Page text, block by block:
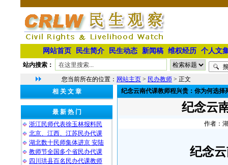
网站首页 民生简介 民生动态 新闻稿 维权经历 个人文
站内搜索：
您当前所在的位置： 网站主页 > 民办教师 > 正文
相 关 文 章
最 新 热 门
浙江民师代表徐玉林报料民
北京、江西、江苏民办代课
湖北数十民师集体进京 安陆
教师节全国多个省民办代课
四川珙县百名民办代课教师
纪念云南代课教师程兴贵：你为何选择
纪念云
作者：
纪念